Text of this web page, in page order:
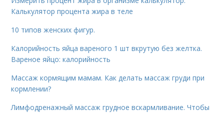
Калькулятор процента жира в теле
10 типов женских фигур.
Калорийность яйца вареного 1 шт вкрутую без желтка.
Вареное яйцо: калорийность
Массаж кормящим мамам. Как делать массаж груди при
кормлении?
Лимфодренажный массаж грудное вскармливание. Чтобы